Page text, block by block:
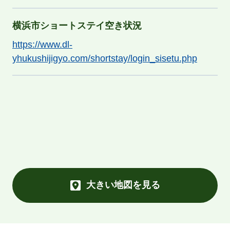
横浜市ショートステイ空き状況
https://www.dl-
yhukushijigyo.com/shortstay/login_sisetu.php
大きい地図を見る